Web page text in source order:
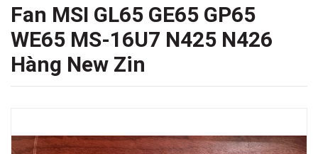
Fan MSI GL65 GE65 GP65
WE65 MS-16U7 N425 N426
Hàng New Zin